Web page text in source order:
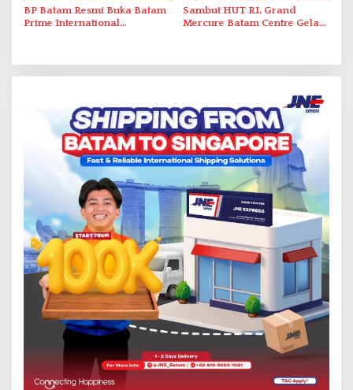
BP Batam Resmi Buka Batam
Prime International
Sambut HUT RI, Grand
Mercure Batam Centre Gelar